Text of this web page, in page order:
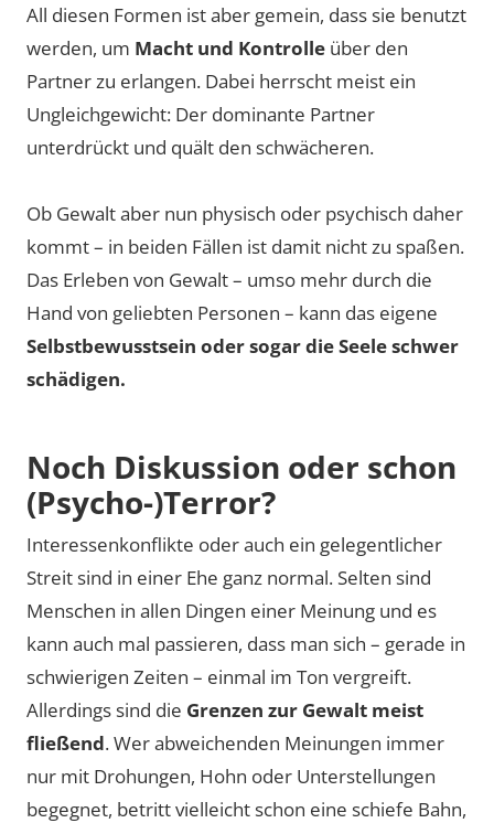
All diesen Formen ist aber gemein, dass sie benutzt
werden, um Macht und Kontrolle über den
Partner zu erlangen. Dabei herrscht meist ein
Ungleichgewicht: Der dominante Partner
unterdrückt und quält den schwächeren.
Ob Gewalt aber nun physisch oder psychisch daher
kommt – in beiden Fällen ist damit nicht zu spaßen.
Das Erleben von Gewalt – umso mehr durch die
Hand von geliebten Personen – kann das eigene
Selbstbewusstsein oder sogar die Seele schwer
schädigen.
Noch Diskussion oder schon
(Psycho-)Terror?
Interessenkonflikte oder auch ein gelegentlicher
Streit sind in einer Ehe ganz normal. Selten sind
Menschen in allen Dingen einer Meinung und es
kann auch mal passieren, dass man sich – gerade in
schwierigen Zeiten – einmal im Ton vergreift.
Allerdings sind die Grenzen zur Gewalt meist
fließend. Wer abweichenden Meinungen immer
nur mit Drohungen, Hohn oder Unterstellungen
begegnet, betritt vielleicht schon eine schiefe Bahn,